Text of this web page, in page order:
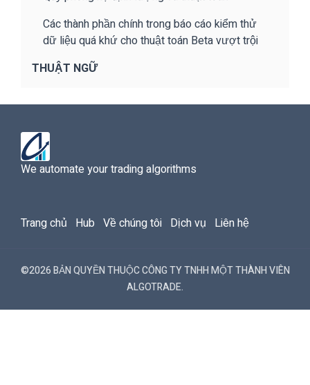
Các thành phần chính trong báo cáo kiểm thử
dữ liệu quá khứ cho thuật toán Beta vượt trội
THUẬT NGỮ
We automate your trading algorithms
Trang chủ Hub Về chúng tôi Dịch vụ Liên hệ
©2026 BẢN QUYỀN THUỘC CÔNG TY TNHH MỘT THÀNH VIÊN
ALGOTRADE.